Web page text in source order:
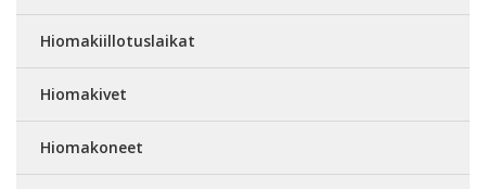
Hiomakiillotuslaikat
Hiomakivet
Hiomakoneet